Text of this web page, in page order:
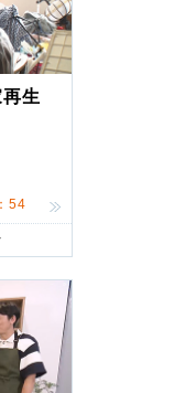
生
54